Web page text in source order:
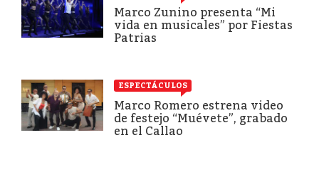
Marco Zunino presenta “Mi
vida en musicales” por Fiestas
Patrias
ESPECTÁCULOS
Marco Romero estrena video
de festejo “Muévete”, grabado
en el Callao